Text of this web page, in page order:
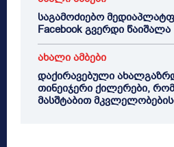
საგამოძიებო
Facebook გვერდი წაიშალა
ახალი ამბები
დაქირავებული
თინეიჯერი ქილერები,
მასშტაბით